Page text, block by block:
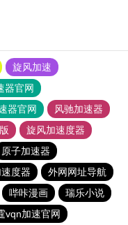
旋风加速
器官网
器官网
风驰加速器
旋风加速度器
原子加速器
度器
外网网址导航
哔咔漫画
瑞乐小说
vqn加速官网